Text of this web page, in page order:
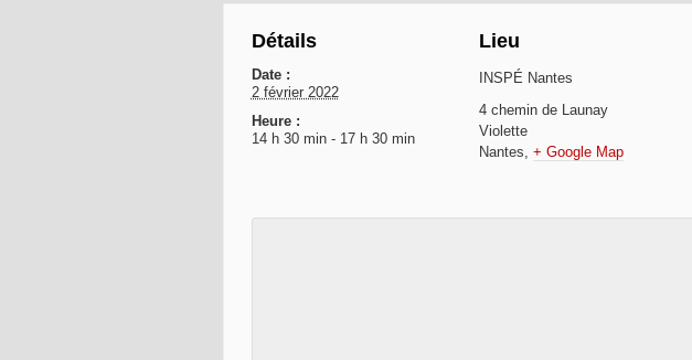
Détails
Date :
2 février 2022
Heure :
14 h 30 min - 17 h 30 min
Lieu
INSPÉ Nantes
4 chemin de Launay
Violette
Nantes, + Google Map